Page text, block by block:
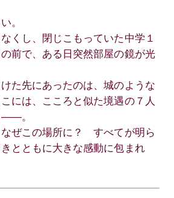
。
くし、閉じこもっていた中学１
前で、ある日突然部屋の鏡が光
た先にあったのは、城のような
には、こころと似た境遇の７人
——。
ぜこの場所に？ すべてが明ら
とともに大きな感動に包まれ